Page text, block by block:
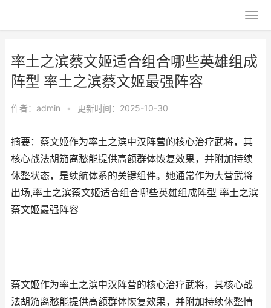
率土之滨蔡文姬适合组合哪些英雄组成
阵型 率土之滨蔡文姬最强阵容
作者： admin • 更新时间：2025-10-30
摘要：蔡文姬作为率土之滨中汉阵营的核心治疗武将，其
核心战法胡笳离愁能提供高额群体恢复效果，并附加持续
休整状态，是续航体系的关键组件。她通常作为大营武将
出场,率土之滨蔡文姬适合组合哪些英雄组成阵型 率土之滨
蔡文姬最强阵容
蔡文姬作为率土之滨中汉阵营的核心治疗武将，其核心战
法胡笳离愁能提供高额群体恢复效果，并附加持续休整情